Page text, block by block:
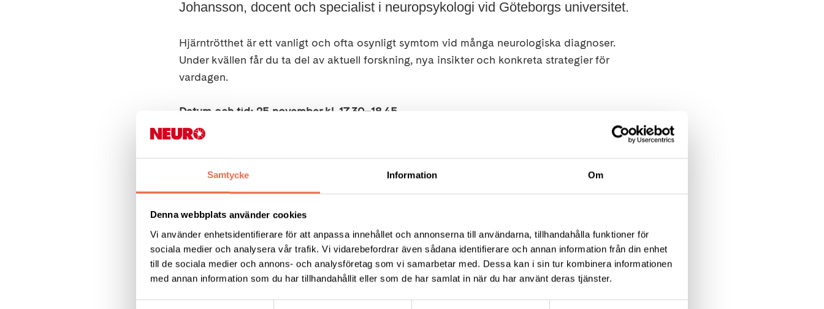
Samtycke Information Om
Denna webbplats använder cookies
Vi använder enhetsidentifierare för att anpassa innehållet och annonserna till användarna, tillhandahålla funktioner för
sociala medier och analysera vår trafik. Vi vidarebefordrar även sådana identifierare och annan information från din enhet
till de sociala medier och annons- och analysföretag som vi samarbetar med. Dessa kan i sin tur kombinera informationen
med annan information som du har tillhandahållit eller som de har samlat in när du har använt deras tjänster.
Johansson, docent och specialist i neuropsykologi vid Göteborgs universitet.
Hjärntrötthet är ett vanligt och ofta osynligt symtom vid många neurologiska diagnoser.
Under kvällen får du ta del av aktuell forskning, nya insikter och konkreta strategier för
vardagen.
Datum och tid: 25 november kl. 17.30–18.45
Lyssna till ledande forskare och experter inom hjärntrötthet
Ta del av forskning och praktiska strategier som kan underlätta vardagen
Ställa frågor direkt till föreläsarna
Träffa andra med liknande erfarenheter och utbyta tankar och tips
Föreläsarnas presentation skickad till dig efter föreläsningen. Kunskap, inspiration och
konkreta tips att ta vidare i vardagen.